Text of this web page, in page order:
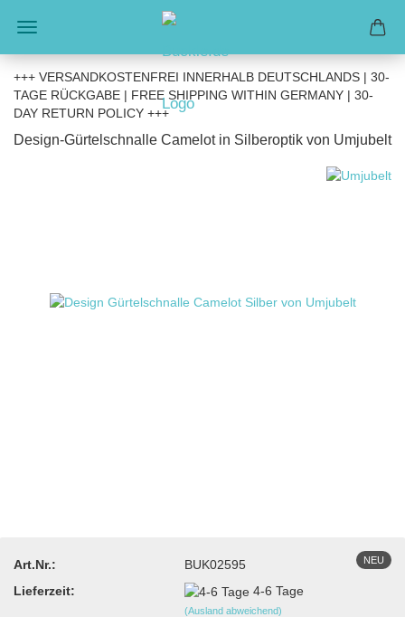
+++ VERSANDKOSTENFREI INNERHALB DEUTSCHLANDS | 30-
TAGE RÜCKGABE | FREE SHIPPING WITHIN GERMANY | 30-
DAY RETURN POLICY +++
Design-Gürtelschnalle Camelot in Silberoptik von Umjubelt
NEU
Art.Nr.:
BUK02595
Lieferzeit:
4-6 Tage
(Ausland abweichend)